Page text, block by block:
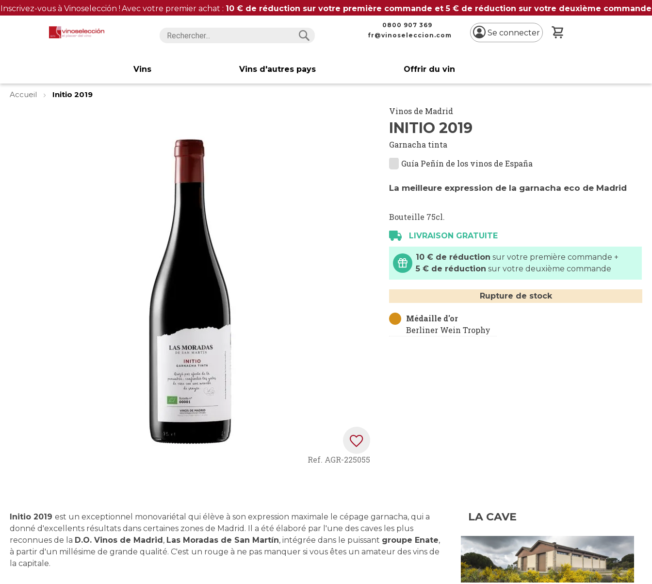
Inscrivez-vous à Vinoselección ! Avec votre premier achat : 10 € de réduction sur votre première commande et 5 € de réduction sur votre deuxième commande
0800 907 369
fr@vinoseleccion.com
Se connecter
Vins Vins d'autres pays Offrir du vin
Accueil
Initio 2019
of
the
images
gallery
Ref. AGR-225055
Vinos de Madrid
INITIO 2019
Garnacha tinta
Guía Peñín de los vinos de España
La meilleure expression de la garnacha eco de Madrid
Bouteille 75cl.
LIVRAISON GRATUITE
10 € de réduction sur votre première commande +
5 € de réduction sur votre deuxième commande
Rupture de stock
Médaille d'or
Berliner Wein Trophy
Initio 2019 est un exceptionnel monovariétal qui élève à son expression maximale le cépage garnacha, qui a
donné d'excellents résultats dans certaines zones de Madrid. Il a été élaboré par l'une des caves les plus
reconnues de la D.O. Vinos de Madrid , Las Moradas de San Martín, intégrée dans le puissant groupe Enate,
à partir d'un millésime de grande qualité. C'est un rouge à ne pas manquer si vous êtes un amateur des vins de
la capitale.
LA CAVE